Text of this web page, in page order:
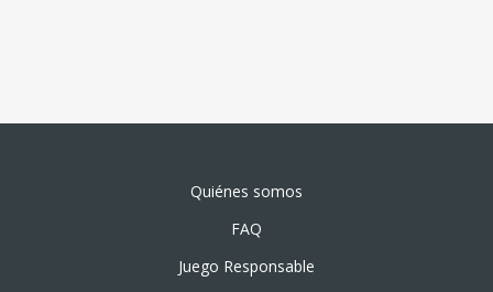
Quiénes somos
FAQ
Juego Responsable